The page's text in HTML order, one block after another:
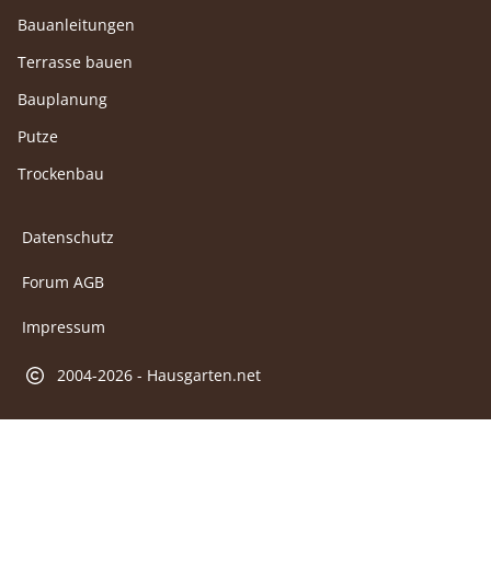
Bauanleitungen
Terrasse bauen
Bauplanung
Putze
Trockenbau
Datenschutz
Forum AGB
Impressum
2004-2026 - Hausgarten.net